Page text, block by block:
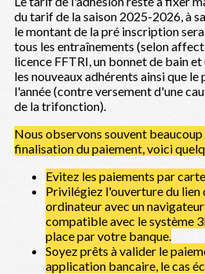
du tarif de la saison 2025-2026, à
le montant de la pré inscription
tous les entraînements (selon
licence FFTRI, un bonnet de bain
les nouveaux adhérents ainsi que
l'année (contre versement d'une
de la trifonction).
Nous observons souvent
finalisation du paiement, voici
Evitez les paiements par
Privilégiez l'ouverture du lien
ordinateur avec un
compatible avec le système
place par votre banque.
Soyez prêts à valider le
application bancaire, le cas